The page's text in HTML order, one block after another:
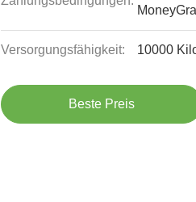
Versorgungsfähigkeit: 10000
Beste Preis